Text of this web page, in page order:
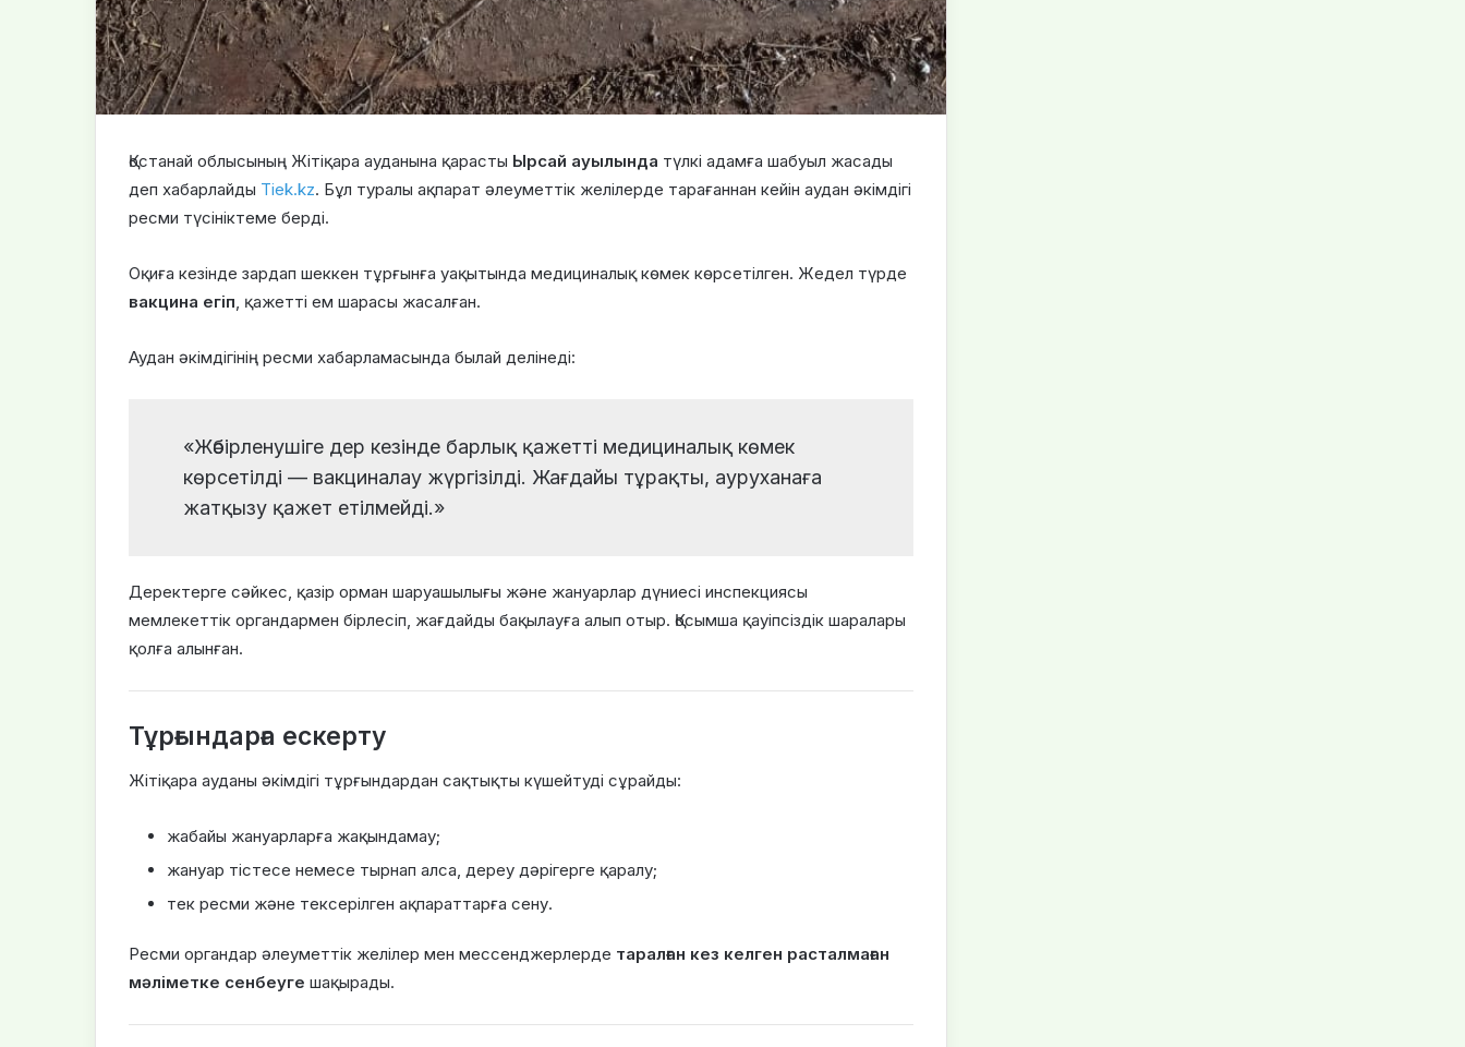
Қостанай облысының Жітіқара ауданына қарасты Ырсай ауылында түлкі адамға шабуыл жасады
деп хабарлайды Tiek.kz. Бұл туралы ақпарат әлеуметтік желілерде тарағаннан кейін аудан әкімдігі
ресми түсініктеме берді.
Оқиға кезінде зардап шеккен тұрғынға уақытында медициналық көмек көрсетілген. Жедел түрде
вакцина егіп, қажетті ем шарасы жасалған.
Аудан әкімдігінің ресми хабарламасында былай делінеді:
«Жәбірленушіге дер кезінде барлық қажетті медициналық көмек
көрсетілді — вакциналау жүргізілді. Жағдайы тұрақты, ауруханаға
жатқызу қажет етілмейді.»
Деректерге сәйкес, қазір орман шаруашылығы және жануарлар дүниесі инспекциясы
мемлекеттік органдармен бірлесіп, жағдайды бақылауға алып отыр. Қосымша қауіпсіздік шаралары
қолға алынған.
Тұрғындарға ескерту
Жітіқара ауданы әкімдігі тұрғындардан сақтықты күшейтуді сұрайды:
жабайы жануарларға жақындамау;
жануар тістесе немесе тырнап алса, дереу дәрігерге қаралу;
тек ресми және тексерілген ақпараттарға сену.
Ресми органдар әлеуметтік желілер мен мессенджерлерде таралған кез келген расталмаған
мәліметке сенбеуге шақырады.